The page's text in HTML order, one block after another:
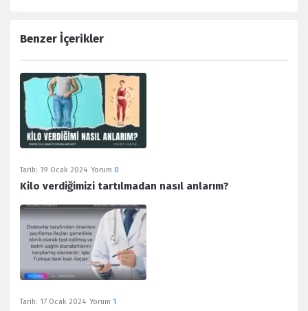
Benzer İçerikler
Tarih: 19 Ocak 2024 Yorum 0
Kilo verdiğimizi tartılmadan nasıl anlarım?
Tarih: 17 Ocak 2024 Yorum 1